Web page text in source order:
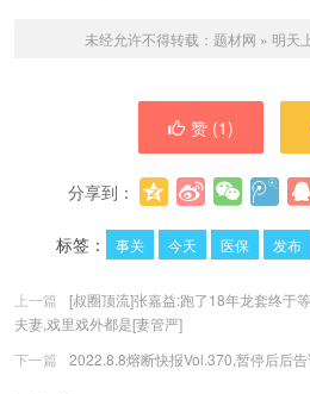
未经允许不得转载： 题材网 » 明天
赞 (1)
分享到：
标签：
事关 今天 医保 发布
上一篇
[叔圈顶流]张嘉益:跑了18年龙套终于
夫妻,戏里戏外都是[妻管严]
下一篇
2022.8.8熔断快报Vol.370,暂停后后告